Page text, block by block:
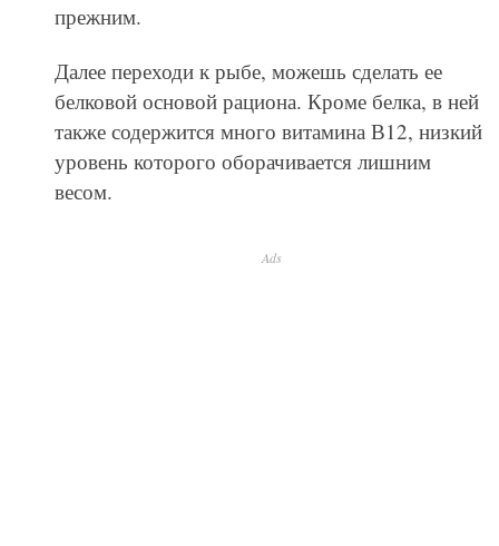
прежним.
Далее переходи к рыбе, можешь сделать ее
белковой основой рациона. Кроме белка, в ней
также содержится много витамина В12, низкий
уровень которого оборачивается лишним
весом.
Ads